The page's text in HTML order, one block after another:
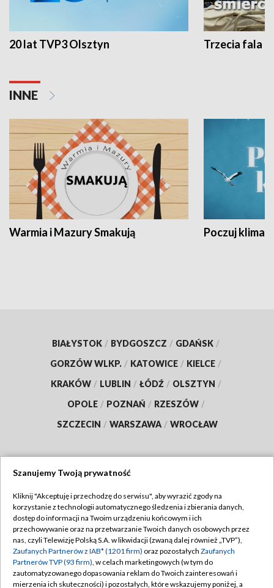
20 lat TVP3 Olsztyn Trzecia fala -
INNE
Warmia i Mazury Smakują Poczuj klimat
BIAŁYSTOK / BYDGOSZCZ / GDAŃSK /
GORZÓW WLKP. / KATOWICE / KIELCE /
KRAKÓW / LUBLIN / ŁÓDŹ / OLSZTYN /
OPOLE / POZNAŃ / RZESZÓW /
SZCZECIN / WARSZAWA / WROCŁAW
TVP
Abonament TVP
Emisja w TVP
Centrum informacji TVP
Regulamin TVP
Polityka prywatności
Moje zgody
Szanujemy Twoją prywatność
Kliknij "Akceptuję i przechodzę do serwisu", aby wyrazić zgody na
korzystanie z technologii automatycznego śledzenia i zbierania danych,
dostęp do informacji na Twoim urządzeniu końcowym i ich
przechowywanie oraz na przetwarzanie Twoich danych osobowych przez
nas, czyli Telewizję Polską S.A. w likwidacji (zwaną dalej również „TVP”),
Zaufanych Partnerów z IAB* (1201 firm) oraz pozostałych Zaufanych
Partnerów TVP (93 firm), w celach marketingowych (w tym do
zautomatyzowanego dopasowania reklam do Twoich zainteresowań i
mierzenia ich skuteczności) i pozostałych, które wskazujemy poniżej, a